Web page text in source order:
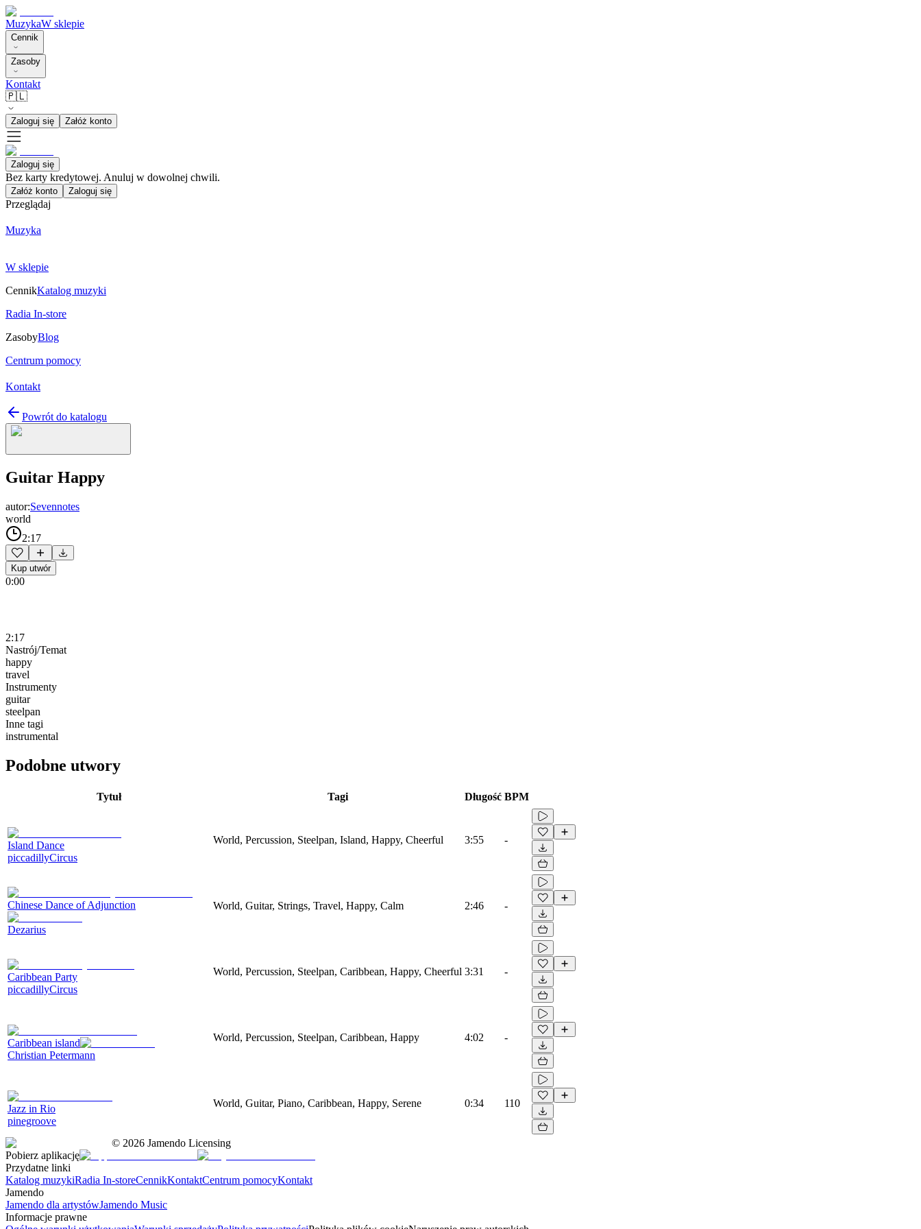
MuzykaW sklepie
Cennik
Zasoby
Kontakt
🇵🇱
Zaloguj się Załóż konto
Zaloguj się
Bez karty kredytowej. Anuluj w dowolnej chwili.
Załóż konto Zaloguj się
Przeglądaj
Muzyka
W sklepie
CennikKatalog muzyki
Radia In-store
ZasobyBlog
Centrum pomocy
Kontakt
Powrót do katalogu
Guitar Happy
autor:Sevennotes
world
2:17
Kup utwór
0:00
2:17
Nastrój/Temat
happy
travel
Instrumenty
guitar
steelpan
Inne tagi
instrumental
Podobne utwory
Tytuł Tagi Długość BPM
Island Dance
piccadillyCircus
World, Percussion, Steelpan, Island, Happy, Cheerful 3:55 -
Chinese Dance of Adjunction
Dezarius
World, Guitar, Strings, Travel, Happy, Calm 2:46 -
Caribbean Party
piccadillyCircus
World, Percussion, Steelpan, Caribbean, Happy, Cheerful 3:31 -
Caribbean island
Christian Petermann
World, Percussion, Steelpan, Caribbean, Happy 4:02 -
Jazz in Rio
pinegroove
World, Guitar, Piano, Caribbean, Happy, Serene 0:34 110
© 2026 Jamendo Licensing
Pobierz aplikację
Przydatne linki
Katalog muzykiRadia In-storeCennikKontaktCentrum pomocyKontakt
Jamendo
Jamendo dla artystówJamendo Music
Informacje prawne